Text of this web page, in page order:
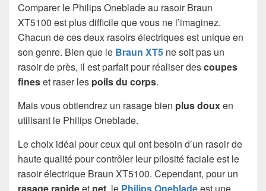
Comparer le Philips Oneblade au rasoir Braun
XT5100 est plus difficile que vous ne l’imaginez.
Chacun de ces deux rasoirs électriques est unique en
son genre. Bien que le Braun XT5 ne soit pas un
rasoir de près, il est parfait pour réaliser descoupes
fineset raser les poils du corps.
Mais vous obtiendrez un rasage bien plus douxen
utilisant le Philips Oneblade.
Le choix idéal pour ceux qui ont besoin d’un rasoir de
haute qualité pour contrôler leur pilosité faciale est le
rasoir électrique Braun XT5100. Cependant, pour un